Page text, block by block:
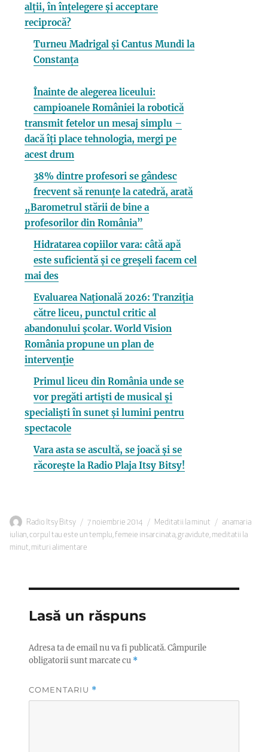
alții, în înțelegere și acceptare
reciprocă?
Turneu Madrigal și Cantus Mundi la
Constanța
Înainte de alegerea liceului:
campioanele României la robotică
transmit fetelor un mesaj simplu –
dacă îți place tehnologia, mergi pe
acest drum
38% dintre profesori se gândesc
frecvent să renunțe la catedră, arată
„Barometrul stării de bine a
profesorilor din România”
Hidratarea copiilor vara: câtă apă
este suficientă și ce greșeli facem cel
mai des
Evaluarea Națională 2026: Tranziția
către liceu, punctul critic al
abandonului școlar. World Vision
România propune un plan de
intervenție
Primul liceu din România unde se
vor pregăti artiști de musical și
specialiști în sunet și lumini pentru
spectacole
Vara asta se ascultă, se joacă și se
răcorește la Radio Plaja Itsy Bitsy!
Autor
Radio Itsy Bitsy
Publicat
pe
7 noiembrie 2014 Categorii
Meditatii la minut Etichete
anamaria
iulian,corpul tau este un templu,femeie insarcinata,gravidute, meditatii la
minut, mituri alimentare
Lasă un răspuns
Adresa ta de email nu va fi publicată.Câmpurile
obligatorii sunt marcate cu *
COMENTARIU *